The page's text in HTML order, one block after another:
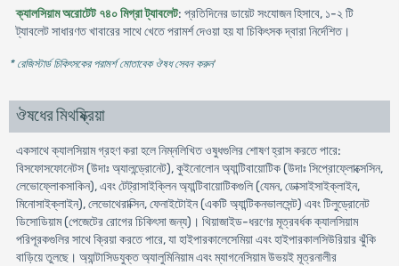
ক্যালসিয়াম অরোটেট ৭৪০ মিগ্রা ট্যাবলেট: প্রতিদিনের ডায়েট সংযোজন হিসাবে, ১-২ টি
ট্যাবলেট সাধারণত খাবারের সাথে খেতে পরামর্শ দেওয়া হয় যা চিকিৎসক দ্বারা নির্দেশিত।
* রেজিস্টার্ড চিকিৎসকের পরামর্শ মোতাবেক ঔষধ সেবন করুন'
ঔষধের মিথষ্ক্রিয়া
একসাথে ক্যালসিয়াম গ্রহণ করা হলে নিম্নলিখিত ওষুধগুলির শোষণ হ্রাস করতে পারে:
বিসফোসফোনেটস (উদাঃ অ্যালন্ড্রোনেট), কুইনোলোন অ্যান্টিবায়োটিক (উদাঃ সিপ্রোফ্লোক্সেসিন,
লেভোফ্লোকসাকিন), এবং টেট্রাসাইক্লিন অ্যান্টিবায়োটিকগুলি (যেমন, ডোক্সাইসাইক্লাইন,
মিনোসাইক্লাইন), লেভোথেরাক্সিন, ফেনাইটোইন (একটি অ্যান্টিকনভালসেন্ট) এবং টিলুড্রোনেট
ডিসোডিয়াম (পেজেটের রোগের চিকিৎসা জন্য)। থিয়াজাইড-ধরণের মূত্রবর্ধক ক্যালসিয়াম
পরিপূরকগুলির সাথে ক্রিয়া করতে পারে, যা হাইপারকালেসেমিয়া এবং হাইপারকালসিউরিয়ার ঝুঁকি
বাড়িয়ে তুলছে। অ্যান্টাসিডযুক্ত অ্যালুমিনিয়াম এবং ম্যাগনেসিয়াম উভয়ই মূত্রনালীর